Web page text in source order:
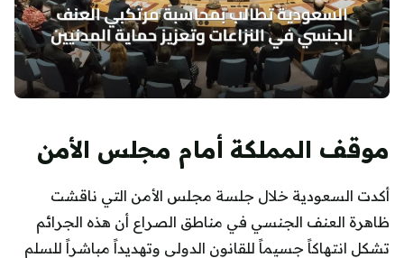
موقف المملكة أمام مجلس الأمن
أكدت السعودية خلال جلسة مجلس الأمن التي ناقشت
ظاهرة العنف الجنسي في مناطق الصراع أن هذه الجرائم
تشكل انتهاكاً جسيماً للقانون الدولي وتهديداً مباشراً للسلم